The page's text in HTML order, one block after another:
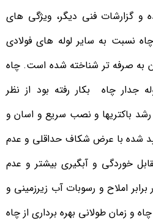
گزارشات فنی دیگر، ویژگی های
نسبت به سایر لوله های فولادی
به صرفه تر شناخته شده است. چاه
چاه بکار رفته بود از نظر
باکتریها و نصب سریع و اسان و
شده با عرض شکاف حداقلی و عدم
خوردگی و آبگیری بیشتر و عدم
املاح و رسوبات آب زیرزمینی و
و زمان طولانی بهره برداری از چاه